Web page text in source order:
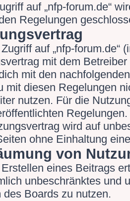
auf „nfp-forum.de“
Regelungen
auf „nfp-forum.de“
mit dem
mit den
mit diesen Regelungen
nutzen. Für die
Regelungen.
wird auf
ohne Einhaltung
von
eines Beitrags
unbeschränktes und
des Boards zu nutzen.